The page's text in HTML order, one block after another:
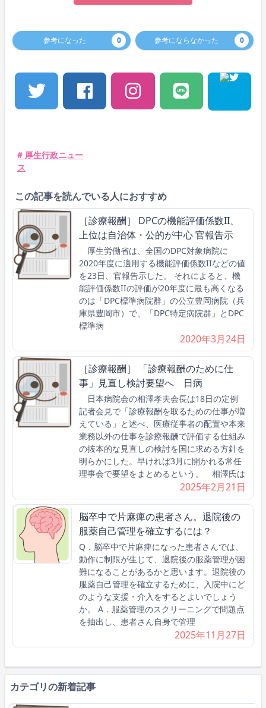
参考になった 0 参考にならなかった 0
# 厚生行政ニュー
ス
この記事を読んでいる人におすすめ
［診療報酬］ DPCの機能評価係数II、
上位は自治体・公的が中心 官報告示
厚生労働省は、全国のDPC対象病院に
2020年度に適用する機能評価係数IIなどの値
を23日、官報告示した。 それによると、機
能評価係数IIの評価が20年度に最も高くなる
のは「DPC標準病院群」の公立豊岡病院（兵
庫県豊岡市）で、「DPC特定病院群」とDPC
標準病
2020年3月24日
［診療報酬］ 「診療報酬のために仕
事」見直し検討要望へ 日病
日本病院会の相澤孝夫会長は18日の定例
記者会見で「診療報酬を取るための仕事が増
えている」と述べ、医療従事者の配置や本来
業務以外の仕事を診療報酬で評価する仕組み
の抜本的な見直しの検討を国に求める方針を
明らかにした。早ければ3月に開かれる常任
理事会で要望をまとめるという。 相澤氏は
2025年2月21日
脳卒中で片麻痺の患者さん。退院後の
服薬自己管理を確立するには？
Q．脳卒中で片麻痺になった患者さんでは、
動作に制限が生じて、退院後の服薬管理が困
難になることがあるかと思います。退院後の
服薬自己管理を確立するために、入院中にど
のような支援・介入をするとよいでしょう
か。 A．服薬管理のスクリーニングで問題点
を抽出し、患者さん自身で管理
2025年11月27日
カテゴリの新着記事